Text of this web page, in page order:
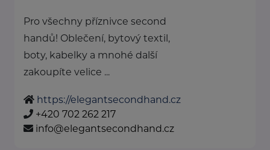
Pro všechny příznivce second
handů! Oblečení, bytový textil,
boty, kabelky a mnohé další
zakoupíte velice ...
https://elegantsecondhand.cz
+420 702 262 217
info@elegantsecondhand.cz